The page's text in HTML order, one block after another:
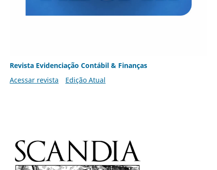
Revista Evidenciação Contábil & Finanças
Acessar revista
Edição Atual